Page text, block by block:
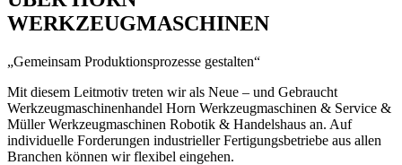
WERKZEUGMASCHINEN
„Gemeinsam Produktionsprozesse gestalten“
Mit diesem Leitmotiv treten wir als Neue – und Gebraucht
Werkzeugmaschinenhandel Horn Werkzeugmaschinen & Service &
Müller Werkzeugmaschinen Robotik & Handelshaus an. Auf
individuelle Forderungen industrieller Fertigungsbetriebe aus allen
Branchen können wirflexibel eingehen.